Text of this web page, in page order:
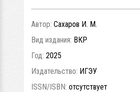
Автор: Сахаров И. М.
Вид издания: ВКР
Год: 2025
Издательство: ИГЭУ
ISSN/ISBN: отсутствует